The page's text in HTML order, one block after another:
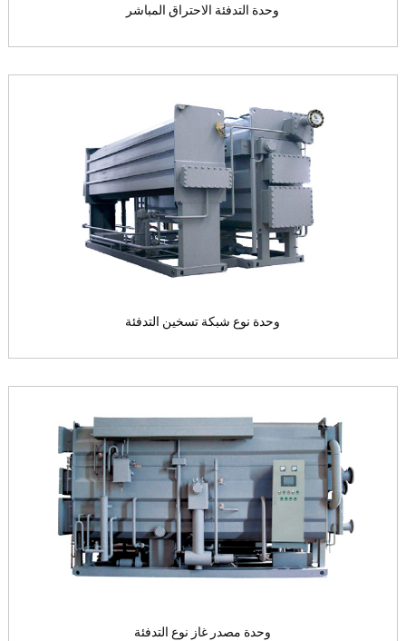
وحدة التدفئة الاحتراق المباشر
طاقة دافعة: غاز طبيعي مصادر ال...
View the product 
وحدة نوع شبكة تسخين التدفئة
محرك الطاقة: الساخنة صافي المي...
View the product
وحدة مصدر غاز نوع التدفئة